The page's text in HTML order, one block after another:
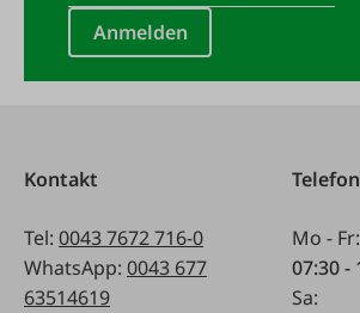
Anmelden
Kontakt
Tel: 0043 7672 716-0
WhatsApp: 0043 677
63514619
Mo - Fr:
07:30 -
Sa: